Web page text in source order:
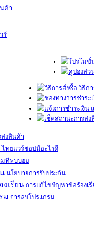
ค้า
ร์
วิธีก
ส่งสินค้า
ไทยแวร์ชอปมีอะไรดี
มที่พบบ่อย
นโยบายการรับประกัน
การแก้ไขปัญหาข้อร้องเรี
การลบโปรแกรม